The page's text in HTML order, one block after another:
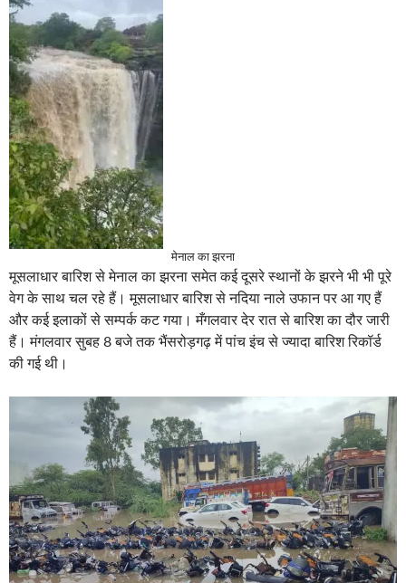
मेनाल का झरना
मूसलाधार बारिश से मेनाल का झरना समेत कई दूसरे स्थानों के झरने भी भी पूरे
वेग के साथ चल रहे हैं। मूसलाधार बारिश से नदिया नाले उफान पर आ गए हैं
और कई इलाकों से सम्पर्क कट गया। मँगलवार देर रात से बारिश का दौर जारी
हैं। मंगलवार सुबह 8 बजे तक भैंसरोड़गढ़ में पांच इंच से ज्यादा बारिश रिकॉर्ड
की गई थी।